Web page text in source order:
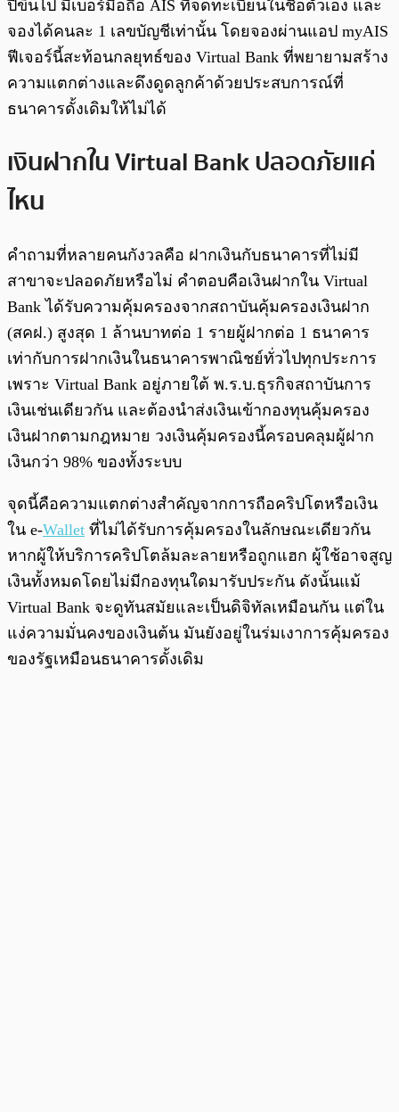
ปีขึ้นไป มีเบอร์มือถือ AIS ที่จดทะเบียนในชื่อตัวเอง และ
จองได้คนละ 1 เลขบัญชีเท่านั้น โดยจองผ่านแอป myAIS
ฟีเจอร์นี้สะท้อนกลยุทธ์ของ Virtual Bank ที่พยายามสร้าง
ความแตกต่างและดึงดูดลูกค้าด้วยประสบการณ์ที่
ธนาคารดั้งเดิมให้ไม่ได้
เงินฝากใน Virtual Bank ปลอดภัยแค่
ไหน
คำถามที่หลายคนกังวลคือ ฝากเงินกับธนาคารที่ไม่มี
สาขาจะปลอดภัยหรือไม่ คำตอบคือเงินฝากใน Virtual
Bank ได้รับความคุ้มครองจากสถาบันคุ้มครองเงินฝาก
(สคฝ.) สูงสุด 1 ล้านบาทต่อ 1 รายผู้ฝากต่อ 1 ธนาคาร
เท่ากับการฝากเงินในธนาคารพาณิชย์ทั่วไปทุกประการ
เพราะ Virtual Bank อยู่ภายใต้ พ.ร.บ.ธุรกิจสถาบันการ
เงินเช่นเดียวกัน และต้องนำส่งเงินเข้ากองทุนคุ้มครอง
เงินฝากตามกฎหมาย วงเงินคุ้มครองนี้ครอบคลุมผู้ฝาก
เงินกว่า 98% ของทั้งระบบ
จุดนี้คือความแตกต่างสำคัญจากการถือคริปโตหรือเงิน
ใน e-Wallet ที่ไม่ได้รับการคุ้มครองในลักษณะเดียวกัน
หากผู้ให้บริการคริปโตล้มละลายหรือถูกแฮก ผู้ใช้อาจสูญ
เงินทั้งหมดโดยไม่มีกองทุนใดมารับประกัน ดังนั้นแม้
Virtual Bank จะดูทันสมัยและเป็นดิจิทัลเหมือนกัน แต่ใน
แง่ความมั่นคงของเงินต้น มันยังอยู่ในร่มเงาการคุ้มครอง
ของรัฐเหมือนธนาคารดั้งเดิม